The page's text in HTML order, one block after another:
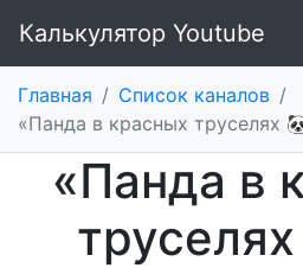
Калькулятор Youtube
Главная / Список каналов /
«Панда в красных труселях
«Панда в